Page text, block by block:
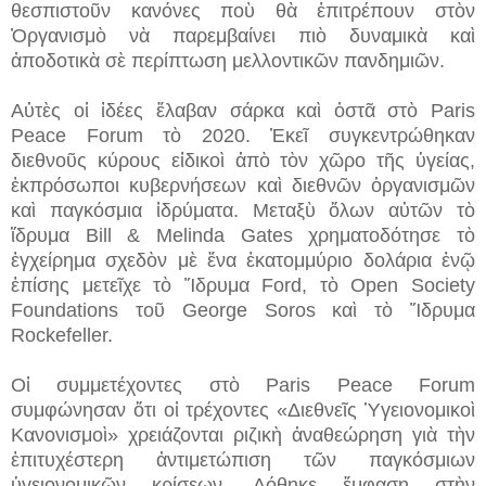
θεσπιστοῦν κανόνες ποὺ θὰ ἐπιτρέπουν στὸν
Ὀργανισμὸ νὰ παρεμβαίνει πιὸ δυναμικὰ καὶ
ἀποδοτικὰ σὲ περίπτωση μελλοντικῶν πανδημιῶν.
Αὐτὲς οἱ ἰδέες ἔλαβαν σάρκα καὶ ὀστᾶ στὸ Paris
Peace Forum τὸ 2020. Ἐκεῖ συγκεντρώθηκαν
διεθνοῦς κύρους εἰδικοὶ ἀπὸ τὸν χῶρο τῆς ὑγείας,
ἐκπρόσωποι κυβερνήσεων καὶ διεθνῶν ὀργανισμῶν
καὶ παγκόσμια ἱδρύματα. Μεταξὺ ὅλων αὐτῶν τὸ
ἵδρυμα Bill & Melinda Gates χρηματοδότησε τὸ
ἐγχείρημα σχεδὸν μὲ ἕνα ἑκατομμύριο δολάρια ἐνῷ
ἐπίσης μετεῖχε τὸ Ἵδρυμα Ford, τὸ Open Society
Foundations τοῦ George Soros καὶ τὸ Ἵδρυμα
Rockefeller.
Οἱ συμμετέχοντες στὸ Paris Peace Forum
συμφώνησαν ὅτι οἱ τρέχοντες «Διεθνεῖς Ὑγειονομικοὶ
Κανονισμοὶ» χρειάζονται ριζικὴ ἀναθεώρηση γιὰ τὴν
ἐπιτυχέστερη ἀντιμετώπιση τῶν παγκόσμιων